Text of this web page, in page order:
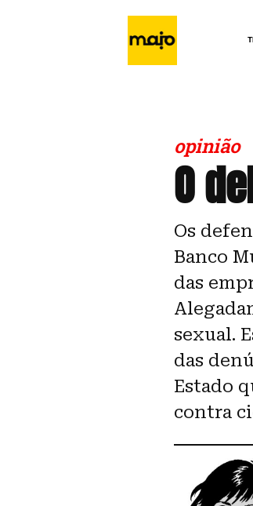
opinião
O
Os
Banco
das
sexual.
das
Estado
contra